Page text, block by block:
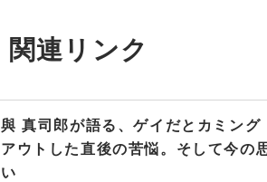
関連リンク
與 真司郎が語る、ゲイだとカミング
アウトした直後の苦悩。そして今の
い